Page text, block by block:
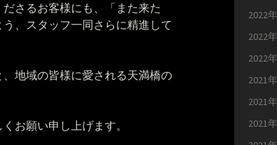
さるお客様にも、「また来た
、スタッフ一同さらに精進して
地域の皆様に愛される天満橋の
お願い申し上げます。
2022
2022
2022
2021
2021
2021